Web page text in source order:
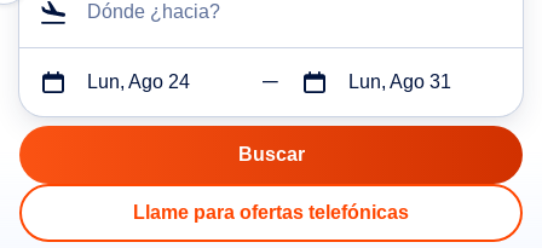
Dónde ¿hacia?
Lun, Ago 24 Lun, Ago 31
Llame para ofertas telefónicas